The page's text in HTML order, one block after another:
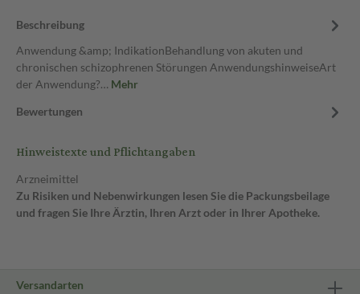
Beschreibung
Anwendung &amp; IndikationBehandlung von akuten und
chronischen schizophrenen Störungen AnwendungshinweiseArt
der Anwendung?… Mehr
Bewertungen
Hinweistexte und Pflichtangaben
Arzneimittel
Zu Risiken und Nebenwirkungen lesen Sie die Packungsbeilage
und fragen Sie Ihre Ärztin, Ihren Arzt oder in Ihrer Apotheke.
Versandarten